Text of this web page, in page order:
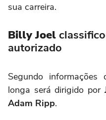
sua carreira.
Billy Joel
autorizado
Segundo informações
longa será dirigido por
Adam Ripp.